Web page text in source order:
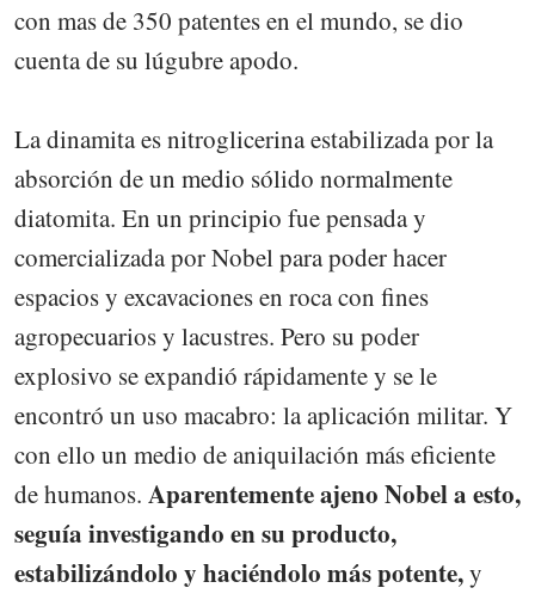
con mas de 350 patentes en el mundo, se dio
cuenta de su lúgubre apodo.
La dinamita es nitroglicerina estabilizada por la
absorción de un medio sólido normalmente
diatomita. En un principio fue pensada y
comercializada por Nobel para poder hacer
espacios y excavaciones en roca con fines
agropecuarios y lacustres. Pero su poder
explosivo se expandió rápidamente y se le
encontró un uso macabro: la aplicación militar. Y
con ello un medio de aniquilación más eficiente
de humanos. Aparentemente ajeno Nobel a esto,
seguía investigando en su producto,
estabilizándolo y haciéndolo más potente,y